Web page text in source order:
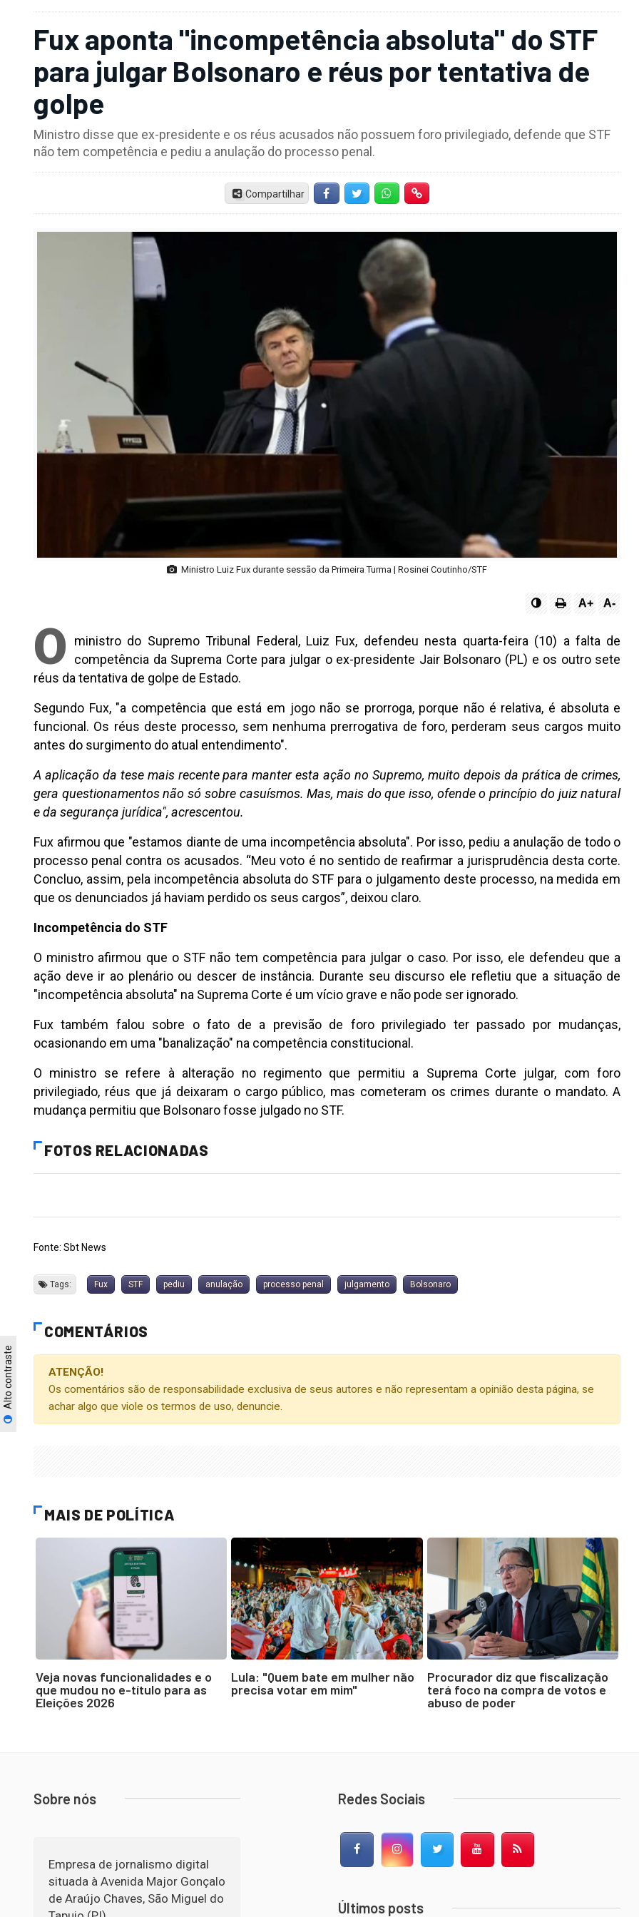
Alto contraste
Fux aponta "incompetência absoluta" do STF
para julgar Bolsonaro e réus por tentativa de
golpe
Ministro disse que ex-presidente e os réus acusados não possuem foro privilegiado, defende que STF
não tem competência e pediu a anulação do processo penal.
Compartilhar FacebookTwitter Whatsapp
Ministro Luiz Fux durante sessão da Primeira Turma | Rosinei Coutinho/STF
A+ A-
O
ministro do Supremo Tribunal Federal, Luiz Fux, defendeu nesta quarta-feira (10) a falta de
competência da Suprema Corte para julgar o ex-presidente Jair Bolsonaro (PL) e os outro sete
réus da tentativa de golpe de Estado.
Segundo Fux, "a competência que está em jogo não se prorroga, porque não é relativa, é absoluta e
funcional. Os réus deste processo, sem nenhuma prerrogativa de foro, perderam seus cargos muito
antes do surgimento do atual entendimento".
A aplicação da tese mais recente para manter esta ação no Supremo, muito depois da prática de crimes,
gera questionamentos não só sobre casuísmos. Mas, mais do que isso, ofende o princípio do juiz natural
e da segurança jurídica", acrescentou.
Fux afirmou que "estamos diante de uma incompetência absoluta". Por isso, pediu a anulação de todo o
processo penal contra os acusados. “Meu voto é no sentido de reafirmar a jurisprudência desta corte.
Concluo, assim, pela incompetência absoluta do STF para o julgamento deste processo, na medida em
que os denunciados já haviam perdido os seus cargos”, deixou claro.
Incompetência do STF
O ministro afirmou que o STF não tem competência para julgar o caso. Por isso, ele defendeu que a
ação deve ir ao plenário ou descer de instância. Durante seu discurso ele refletiu que a situação de
"incompetência absoluta" na Suprema Corte é um vício grave e não pode ser ignorado.
Fux também falou sobre o fato de a previsão de foro privilegiado ter passado por mudanças,
ocasionando em uma "banalização" na competência constitucional.
O ministro se refere à alteração no regimento que permitiu a Suprema Corte julgar, com foro
privilegiado, réus que já deixaram o cargo público, mas cometeram os crimes durante o mandato. A
mudança permitiu que Bolsonaro fosse julgado no STF.
FOTOS RELACIONADAS
Fonte: Sbt News
Tags: Fux STF pediu anulação processo penal julgamento Bolsonaro
COMENTÁRIOS
ATENÇÃO!
Os comentários são de responsabilidade exclusiva de seus autores e não representam a opinião desta página, se
achar algo que viole os termos de uso, denuncie.
MAIS DE POLÍTICA
Veja novas funcionalidades e o
que mudou no e-título para as
Eleições 2026
Lula: "Quem bate em mulher não
precisa votar em mim"
Procurador diz que fiscalização
terá foco na compra de votos e
abuso de poder
Sobre nós
Empresa de jornalismo digital
situada à Avenida Major Gonçalo
de Araújo Chaves, São Miguel do
Redes Sociais
FacebookInstagram Twitter YouTube
Últimos posts